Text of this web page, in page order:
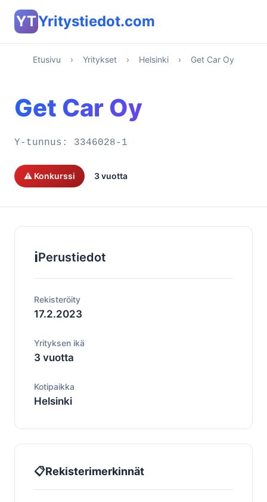
YTYritystiedot.com
Etusivu › Yritykset › Helsinki › Get Car Oy
Get Car Oy
Y-tunnus: 3346028-1
⚠️ Konkurssi 3 vuotta
ℹ️Perustiedot
Rekisteröity
17.2.2023
Yrityksen ikä
3 vuotta
Kotipaikka
Helsinki
📋Rekisterimerkinnät